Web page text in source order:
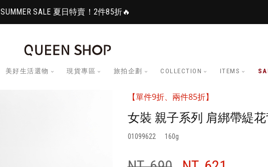
SUMMER SALE 夏日特賣！2件85折🔥
美好生活選物 現貨專區 旅拍企劃 COLLECTION ITEMS
【單件9折、兩件85折】
女裝 親子系列 肩綁帶緹
01099622 160